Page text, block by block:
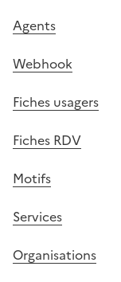
Agents
Webhook
Fiches usagers
Fiches RDV
Motifs
Services
Organisations